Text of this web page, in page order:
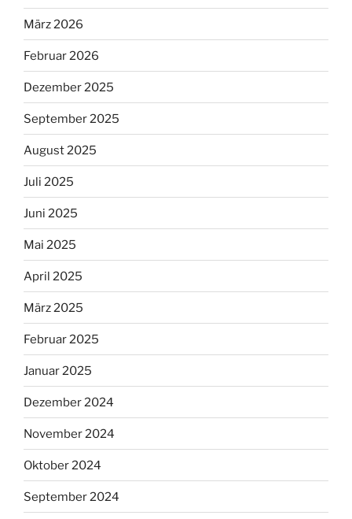
März 2026
Februar 2026
Dezember 2025
September 2025
August 2025
Juli 2025
Juni 2025
Mai 2025
April 2025
März 2025
Februar 2025
Januar 2025
Dezember 2024
November 2024
Oktober 2024
September 2024